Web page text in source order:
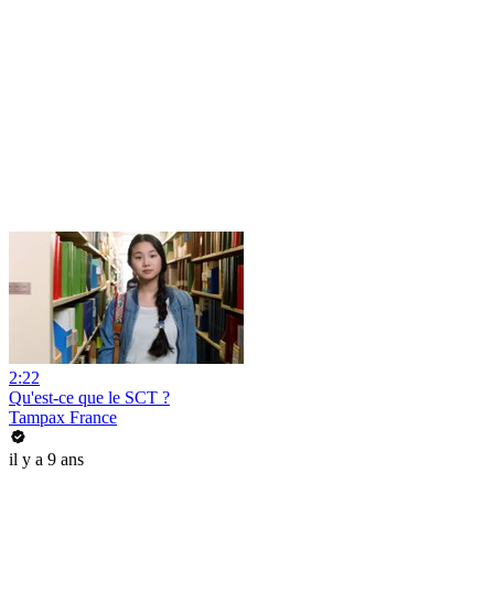
2:22
Qu'est-ce que le SCT ?
Tampax France
il y a 9 ans